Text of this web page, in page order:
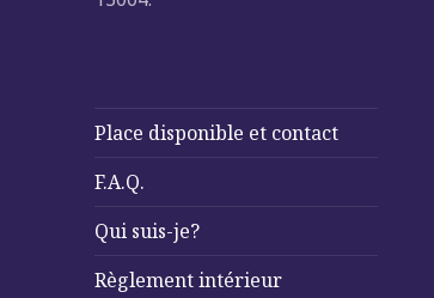
Place disponible et contact
F.A.Q.
Qui suis-je?
Règlement intérieur